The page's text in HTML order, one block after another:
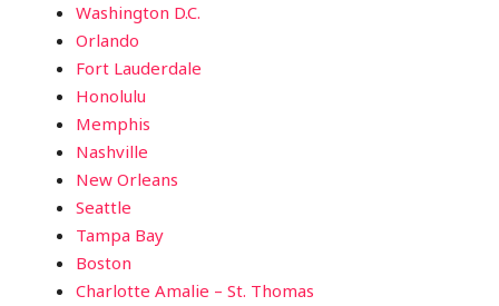
Washington D.C.
Orlando
Fort Lauderdale
Honolulu
Memphis
Nashville
New Orleans
Seattle
Tampa Bay
Boston
Charlotte Amalie – St. Thomas